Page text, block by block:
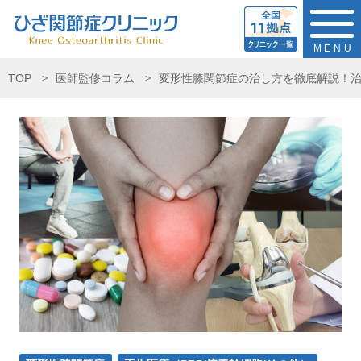
MENU
TOP 医師監修コラム 変形性膝関節症の治し方を徹底解説！